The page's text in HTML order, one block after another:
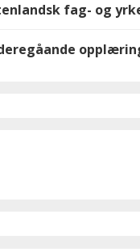
fag- og